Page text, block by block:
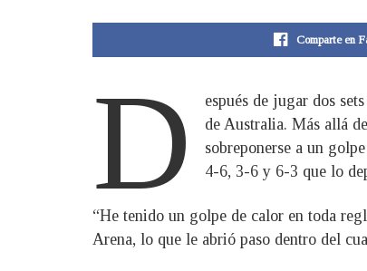
Comparte en
D
espués de jugar dos
de Australia. Más allá
sobreponerse a un
4-6, 3-6 y 6-3 que lo
“He tenido un golpe de calor en toda
Arena, lo que le abrió paso dentro del